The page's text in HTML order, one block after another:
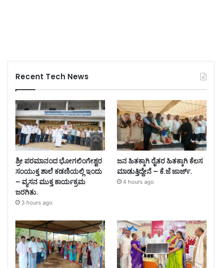
Recent Tech News
ಶ್ರೀ ಪರಮಾನಂದ ಭೋಗಲಿಂಗೇಶ್ವರ
ಸಂಯುಕ್ತ ಶಾಲೆ ಕಡಣಿಯಲ್ಲಿ ಇಂದು
– ವ್ಯಸನ ಮುಕ್ತ ಕಾರ್ಯಕ್ರಮ
ಜರಗಿತು.
3 hours ago
ಜನ ಹಿತಕ್ಕಾಗಿ ರೈತರ ಹಿತಕ್ಕಾಗಿ ಕೆಲಸ
ಮಾಡುತ್ತಿದ್ದೇನೆ – ಕೆ.ಜೆ ಜಾರ್ಜ್.
4 hours ago